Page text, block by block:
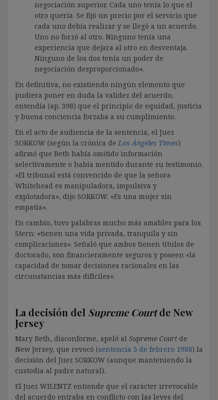
negociación superior. Cada uno tenía lo que el
otro quería. Se fijó un precio por el servicio que
cada uno debía realizar y se llegó a un acuerdo.
Uno no forzó al otro. Ninguno tenía una
experiencia que dejara al otro en desventaja.
Ninguno de los dos tenía un poder de
negociación desproporcionado».
En definitiva, no existiendo ningún elemento que
pudiera poner en duda la validez del acuerdo,
entendía (ap. 398) que el principio de equidad, justicia
y buena conciencia forzaba a su cumplimiento.
En el acto de audiencia de la sentencia, el Juez
SORKOW (según la crónica de Los Ángeles Times)
afirmó que Beth había omitido información
selectivamente o había mentido durante su testimonio.
«El tribunal está convencido de que la señora
Whitehead es manipuladora, impulsiva y
explotadora», dijo SORKOW. «Es una mujer sin
empatía».
En cambio, tuvo palabras mucho más amables para los
Stern: «tienen una vida privada, tranquila y sin
complicaciones». Señaló que ambos tienen títulos de
doctorado, son financieramente seguros y poseen «la
capacidad de tomar decisiones racionales en las
circunstancias más difíciles».
La decisión del Supreme Courtde New
Jersey
Mary Beth, disconforme, apeló al Supreme Court de
New Jersey, que revocó (sentencia 3 de febrero 1988) la
decisión del Juez SORKOW (aunque manteniendo la
custodia al padre natural).
El Juez WILENTZ entiende que el carácter irrevocable
del acuerdo entraba en conflicto con las leyes del